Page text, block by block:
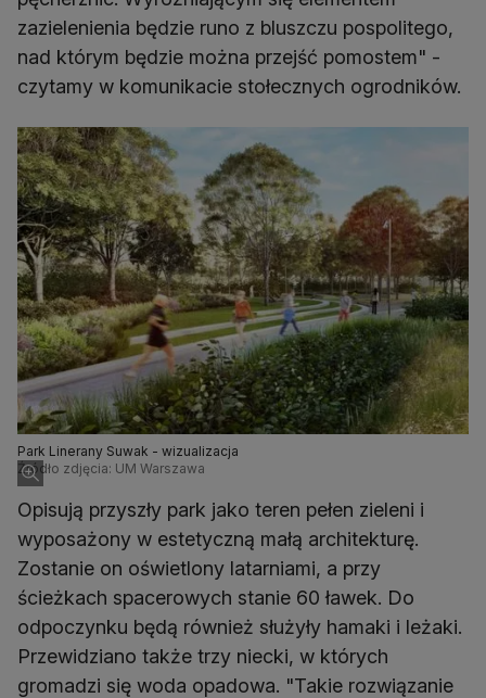
zazielenienia będzie runo z bluszczu pospolitego,
nad którym będzie można przejść pomostem" -
czytamy w komunikacie stołecznych ogrodników.
Park Linerany Suwak - wizualizacja
Źródło zdjęcia: UM Warszawa
Opisują przyszły park jako teren pełen zieleni i
wyposażony w estetyczną małą architekturę.
Zostanie on oświetlony latarniami, a przy
ścieżkach spacerowych stanie 60 ławek. Do
odpoczynku będą również służyły hamaki i leżaki.
Przewidziano także trzy niecki, w których
gromadzi się woda opadowa. "Takie rozwiązanie